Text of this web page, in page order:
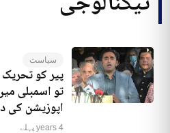
سیاست
پیر کو
تو اسمبلی
اپوزیشن کی
4 years پہلے